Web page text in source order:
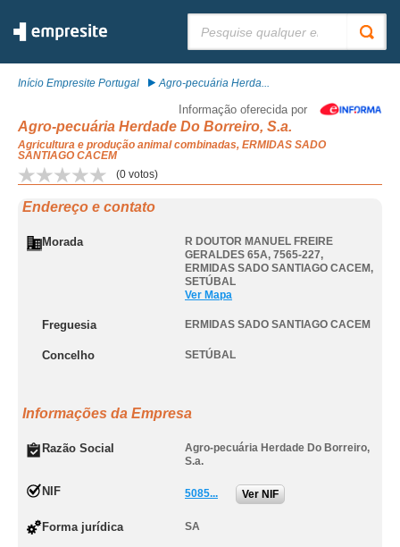
Início Empresite Portugal Agro-pecuária Herda...
Informação oferecida por
Agro-pecuária Herdade Do Borreiro, S.a.
Agricultura e produção animal combinadas, ERMIDAS SADO
SANTIAGO CACEM
(0 votos)
Endereço e contato
Morada
R DOUTOR MANUEL FREIRE
GERALDES 65A, 7565-227,
ERMIDAS SADO SANTIAGO CACEM ,
SETÚBAL
Ver Mapa
Freguesia ERMIDAS SADO SANTIAGO CACEM
Concelho SETÚBAL
Informações da Empresa
Razão Social
Agro-pecuária Herdade Do Borreiro,
S.a.
NIF 5085... Ver NIF
Forma jurídica SA